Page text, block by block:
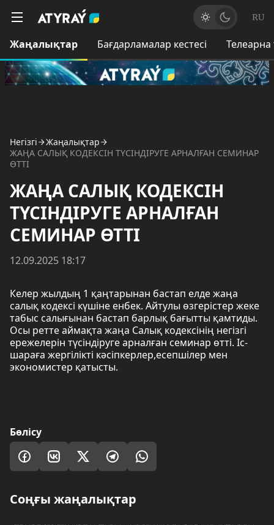
RU
Жаңалықтар Бағдарламалар кестесі
Негізгі
Жаңалықтар
ЖАҢА САЛЫҚ КОДЕКСІН ТҮСІНДІРУГЕ АРНАЛҒАН СЕМИНАР
ӨТТІ
ЖАҢА САЛЫҚ КОДЕКСІН
ТҮСІНДІРУГЕ АРНАЛҒАН
СЕМИНАР ӨТТІ
12.09.2025 18:17
Келер жылдың 1 қаңтарынан бастап елде жаңа
салық кодексі күшіне енбек. Айтулы өзгерістер жеке
табыс салығынан бастап барлық бағытты қамтиды.
Осы ретте аймақта жаңа Салық кодексінің негізгі
ережелерін түсіндіруге арналған семинар өтті. Іс-
шараға жергілікті кәсіпкерлер,есепшілер мен
экономистер қатысты.
Бөлісу
Соңғы жаңалықтар